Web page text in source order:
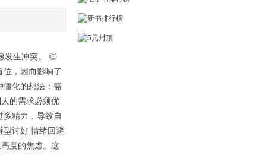
发生冲突。 ◎
，因而影响了
僵化的想法：需
的需求必须优
多精力，导致自
型讨好 情绪回避
度的焦虑。这